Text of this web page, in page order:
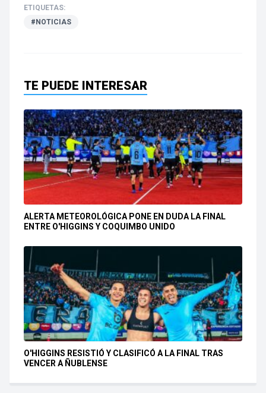
ETIQUETAS:
#NOTICIAS
TE PUEDE INTERESAR
ALERTA METEOROLÓGICA PONE EN DUDA LA FINAL
ENTRE O'HIGGINS Y COQUIMBO UNIDO
O'HIGGINS RESISTIÓ Y CLASIFICÓ A LA FINAL TRAS
VENCER A ÑUBLENSE